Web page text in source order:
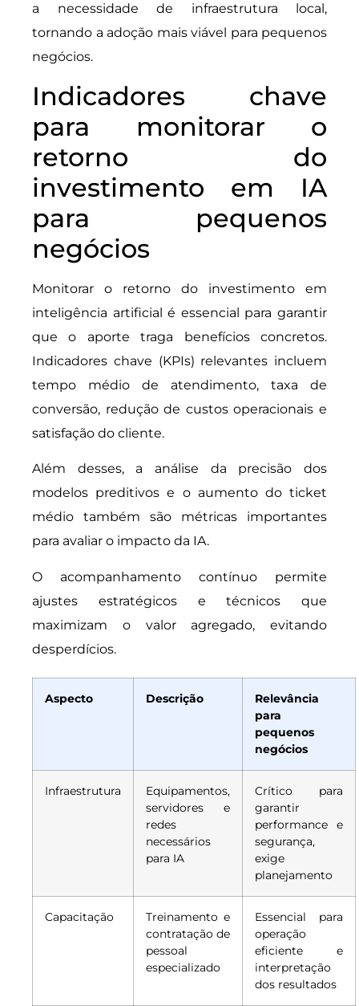
a necessidade de infraestrutura local,
tornando a adoção mais viável para pequenos
negócios.
Indicadores chave
para monitorar o
retorno do
investimento em IA
para pequenos
negócios
Monitorar o retorno do investimento em
inteligência artificial é essencial para garantir
que o aporte traga benefícios concretos.
Indicadores chave (KPIs) relevantes incluem
tempo médio de atendimento, taxa de
conversão, redução de custos operacionais e
satisfação do cliente.
Além desses, a análise da precisão dos
modelos preditivos e o aumento do ticket
médio também são métricas importantes
para avaliar o impacto da IA.
O acompanhamento contínuo permite
ajustes estratégicos e técnicos que
maximizam o valor agregado, evitando
desperdícios.
Aspecto Descrição
Relevância
para
pequenos
negócios
Infraestrutura
Equipamentos,
servidores e
redes
necessários
para IA
Crítico para
garantir
performance e
segurança,
exige
planejamento
Capacitação
Treinamento e
contratação de
pessoal
especializado
Essencial para
operação
eficiente e
interpretação
dos resultados